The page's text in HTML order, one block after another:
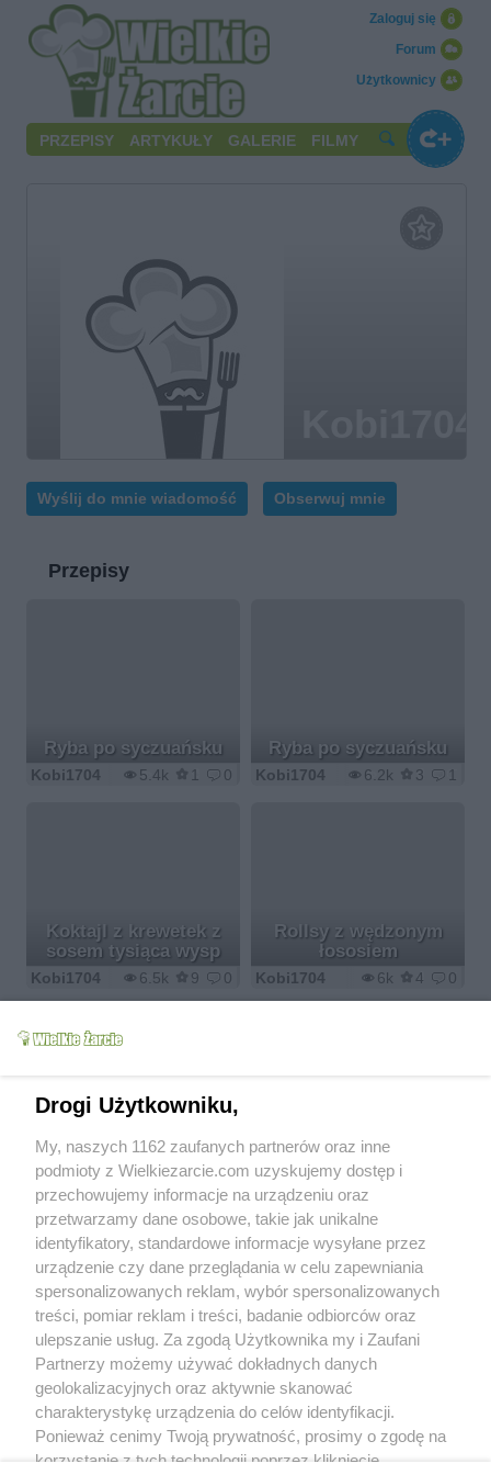
Użytkownicy
Forum
Zaloguj się
PRZEPISY ARTYKUŁY GALERIE FILMY
Wyślij do mnie wiadomość Obserwuj mnie
Przepisy
Ryba po syczuańsku
5.4k 1 0
Kobi1704
Ryba po syczuańsku
6.2k 3 1
Kobi1704
Koktajl z krewetek z
sosem tysiąca wysp
6.5k 9 0
Kobi1704
Rollsy z wędzonym
łososiem
6k 4 0
Kobi1704
ryżem i kukurydzą
6.8k 6 1
Kobi1704
polędwiczkami
7.6k
Kobi1704
Od kiedy z nami:
2015-08-10
Status:
aktywny (offline)
Wypowiedzi na forum:
0
Wystawione komentarze:
9
Otrzymane komentarze:
49
Wyróżnienia
Drogi Użytkowniku,
My, naszych 1162 zaufanych partnerów oraz inne
podmioty z Wielkiezarcie.com uzyskujemy dostęp i
przechowujemy informacje na urządzeniu oraz
przetwarzamy dane osobowe, takie jak unikalne
identyfikatory, standardowe informacje wysyłane przez
urządzenie czy dane przeglądania w celu zapewniania
spersonalizowanych reklam, wybór spersonalizowanych
treści, pomiar reklam i treści, badanie odbiorców oraz
ulepszanie usług. Za zgodą Użytkownika my i Zaufani
Partnerzy możemy używać dokładnych danych
geolokalizacyjnych oraz aktywnie skanować
charakterystykę urządzenia do celów identyfikacji.
Ponieważ cenimy Twoją prywatność, prosimy o zgodę na
korzystanie z tych technologii poprzez kliknięcie